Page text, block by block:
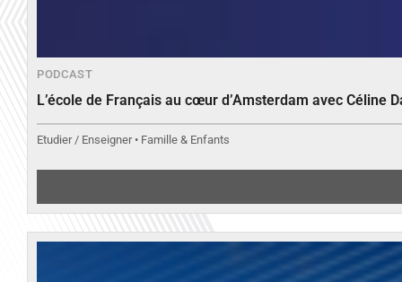
PODCAST
L’école de Français au cœur d’Amsterdam avec Céline
Etudier / Enseigner • Famille & Enfants